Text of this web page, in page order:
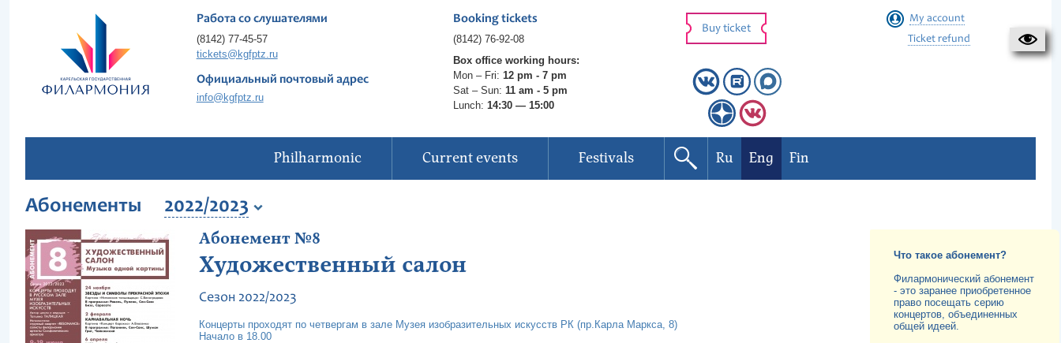
Работа со слушателями
(8142) 77-45-57
tickets@kgfptz.ru
Официальный почтовый адрес
info@kgfptz.ru
Booking tickets
(8142) 76-92-08
Box office working hours:
Mon – Fri: 12 pm - 7 pm
Sat – Sun: 11 am - 5 pm
Lunch: 14:30 — 15:00
Buy ticket
My account
Ticket refund
Philharmonic Current events Festivals Ru Eng Fin
Абонементы 2022/2023
Что такое абонемент?
Филармонический абонемент
- это заранее приобретенное
право посещать серию
концертов, объединенных
общей идеей.
Абонемент №8
Художественный салон
Сезон 2022/2023
Концерты проходят по четвергам в зале Музея изобразительных искусств РК (пр.Карла Маркса, 8)
Начало в 18.00